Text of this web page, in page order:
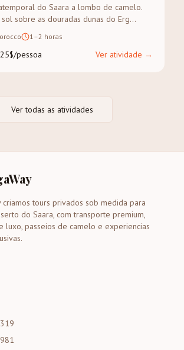
do Saara a lombo de camelo.
sobre as douradas dunas do Erg
guiado.
1–2 horas
pessoa Ver atividade →
Ver todas as atividades
criamos tours privados sob medida para
do Saara, com transporte premium,
luxo, passeios de camelo e experiencias